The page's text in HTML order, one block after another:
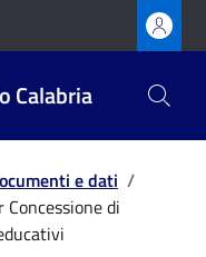
Calabria
e dati /
di